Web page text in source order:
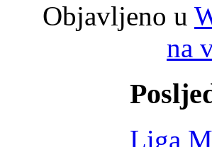
Objavljeno u
na
Liga